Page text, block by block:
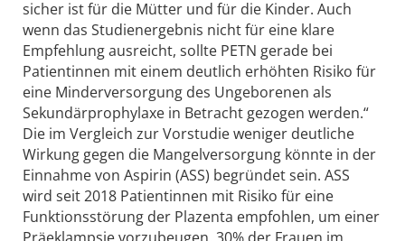
sicher ist für die Mütter und für die Kinder. Auch
wenn das Studienergebnis nicht für eine klare
Empfehlung ausreicht, sollte PETN gerade bei
Patientinnen mit einem deutlich erhöhten Risiko für
eine Minderversorgung des Ungeborenen als
Sekundärprophylaxe in Betracht gezogen werden.“
Die im Vergleich zur Vorstudie weniger deutliche
Wirkung gegen die Mangelversorgung könnte in der
Einnahme von Aspirin (ASS) begründet sein. ASS
wird seit 2018 Patientinnen mit Risiko für eine
Funktionsstörung der Plazenta empfohlen, um einer